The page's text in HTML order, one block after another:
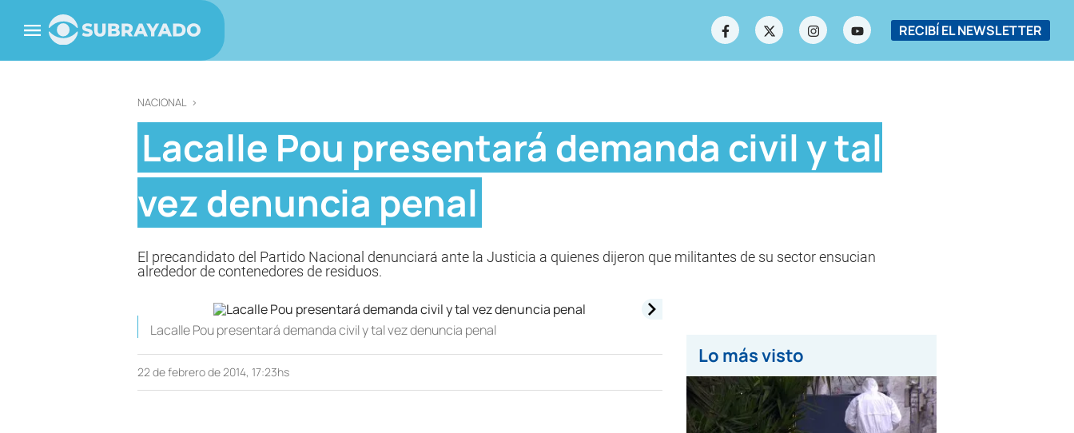
RECIBÍ EL NEWSLETTER
NACIONAL >
Lacalle Pou presentará demanda civil y tal
vez denuncia penal
El precandidato del Partido Nacional denunciará ante la Justicia a quienes dijeron que militantes de su sector ensucian
alrededor de contenedores de residuos.
Lacalle Pou presentará demanda civil y tal vez denuncia penal
22 de febrero de 2014, 17:23hs
Lo más visto